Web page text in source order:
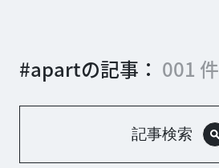
#apartの記事： 001 件
記事検索